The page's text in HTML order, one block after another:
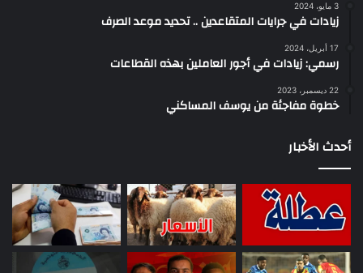
3 مايو، 2024
زيادات في جرايات المتقاعدين .. تحديد موعد الصرف
17 أبريل، 2024
رسمي: زيادات في أجور العاملين بهذه القطاعات
22 ديسمبر، 2023
خطوة مفاجئة من يوسف المساكني
أحدث الأخبار